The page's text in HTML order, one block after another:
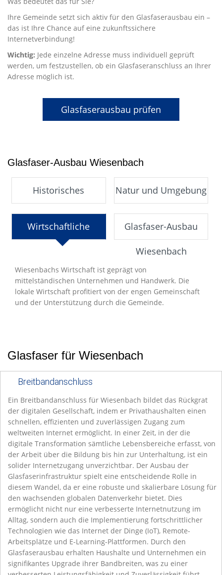
Ihre Gemeinde setzt sich aktiv für den Glasfaserausbau ein –
das ist Ihre Chance auf eine zukunftssichere
Internetverbindung!
Wichtig: Jede einzelne Adresse muss individuell geprüft
werden, um festzustellen, ob ein Glasfaseranschluss an Ihrer
Adresse möglich ist.
Glasfaserausbau prüfen
Glasfaser-Ausbau Wiesenbach
Historisches Natur und Umgebung
Wirtschaftliche Glasfaser-Ausbau
Wiesenbach
Wiesenbachs Wirtschaft ist geprägt von
mittelständischen Unternehmen und Handwerk. Die
lokale Wirtschaft profitiert von der engen Gemeinschaft
und der Unterstützung durch die Gemeinde.
Glasfaser für Wiesenbach
Breitbandanschluss
Ein Breitbandanschluss für Wiesenbach bildet das Rückgrat
der digitalen Gesellschaft, indem er Privathaushalten einen
schnellen, effizienten und zuverlässigen Zugang zum
weltweiten Internet ermöglicht. In einer Zeit, in der die
digitale Transformation sämtliche Lebensbereiche erfasst, von
der Arbeit über die Bildung bis hin zur Unterhaltung, ist ein
solider Internetzugang unverzichtbar. Der Ausbau der
Glasfaserinfrastruktur spielt eine entscheidende Rolle in
diesem Wandel, da er eine robuste und skalierbare Lösung für
den wachsenden globalen Datenverkehr bietet. Dies
ermöglicht nicht nur eine verbesserte Internetnutzung im
Alltag, sondern auch die Implementierung fortschrittlicher
Technologien wie das Internet der Dinge (IoT), Remote-
Arbeitsplätze und E-Learning-Plattformen. Durch den
Glasfaserausbau erhalten Haushalte und Unternehmen ein
signifikantes Upgrade ihrer Bandbreiten, was zu einer